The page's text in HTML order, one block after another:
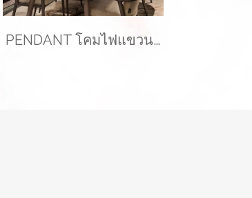
PENDANT โคมไฟแขวนเพดาน รุ่น SHINE EVE-00382